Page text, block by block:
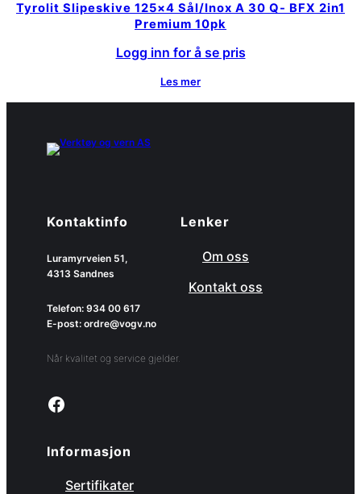
Tyrolit Slipeskive 125×4 Sål/Inox A 30 Q- BFX 2in1
Premium 10pk
Logg inn for å se pris
Les mer
Kontaktinfo
Luramyrveien 51,
4313 Sandnes
Telefon: 934 00 617
E-post: ordre@vogv.no
Når kvalitet og service gjelder.
Link to facebook page
Lenker
Om oss
Kontakt oss
Informasjon
Sertifikater